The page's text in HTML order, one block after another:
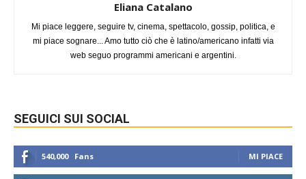
Eliana Catalano
Mi piace leggere, seguire tv, cinema, spettacolo, gossip, politica, e
mi piace sognare... Amo tutto ciò che è latino/americano infatti via
web seguo programmi americani e argentini.
SEGUICI SUI SOCIAL
540,000 Fans MI PIACE